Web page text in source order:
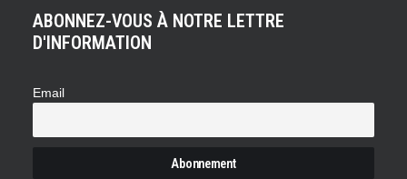
ABONNEZ-VOUS À NOTRE LETTRE
D'INFORMATION
Email